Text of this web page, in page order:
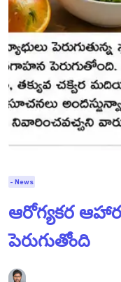
- News
ఆరోగ్యకర
పెరుగుతోంది